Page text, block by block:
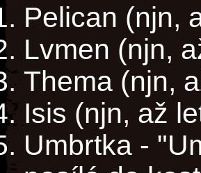
Pelican (njn,
Lvmen (njn,
Thema (njn,
Isis (njn, až
Umbrtka -